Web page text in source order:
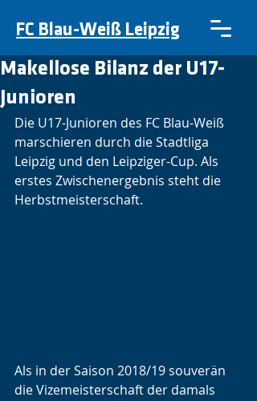
FC Blau-Weiß Leipzig
Makellose Bilanz der U17-
Junioren
Die U17-Junioren des FC Blau-Weiß
marschieren durch die Stadtliga
Leipzig und den Leipziger-Cup. Als
erstes Zwischenergebnis steht die
Herbstmeisterschaft.
Als in der Saison 2018/19 souverän
die Vizemeisterschaft der damals